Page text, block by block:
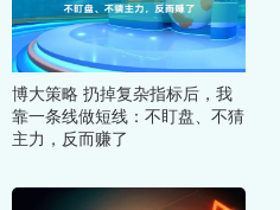
博大策略 扔掉复杂指标后，我
靠一条线做短线：不盯盘、不猜
主力，反而赚了